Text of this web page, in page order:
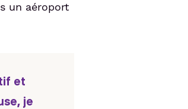
un aéroport
et
je